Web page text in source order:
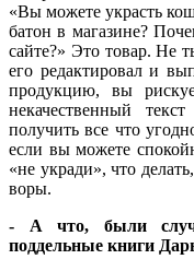
«Вы можете украсть
батон в магазине?
сайте?» Это товар. Не
его редактировал и
продукцию, вы
некачественный
получить все что
если вы можете
«не укради», что
воры.
- А что, были
поддельные книги